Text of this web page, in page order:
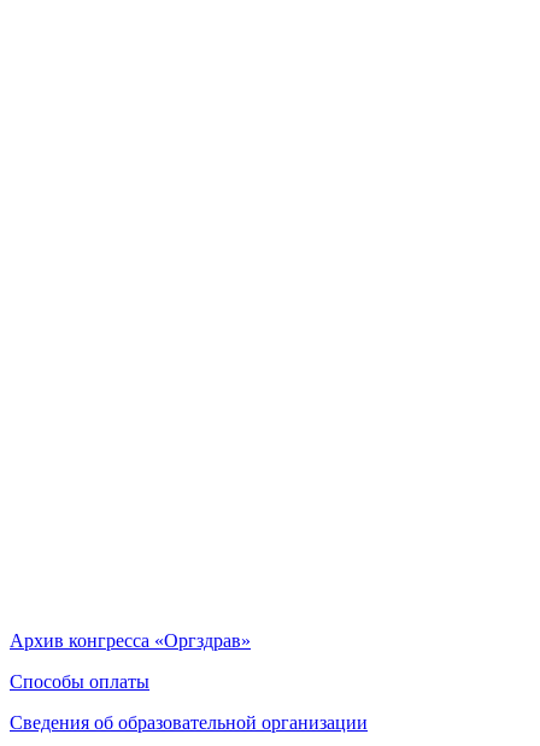
Архив конгресса «Оргздрав»
Способы оплаты
Сведения об образовательной организации